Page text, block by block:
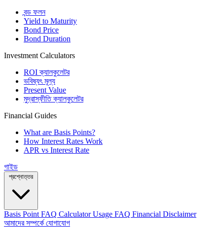
বন্ড ফলন
Yield to Maturity
Bond Price
Bond Duration
Investment Calculators
ROI ক্যালকুলেটর
ভবিষ্যৎ মূল্য
Present Value
মুদ্রাস্ফীতি ক্যালকুলেটর
Financial Guides
What are Basis Points?
How Interest Rates Work
APR vs Interest Rate
গাইড
Basis Point FAQ Calculator Usage FAQ Financial Disclaimer
আমাদের সম্পর্কে যোগাযোগ